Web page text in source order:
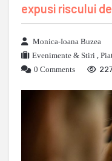
expusi riscului
Monica-Ioana Buzea
Evenimente & Stiri ,
0 Comments